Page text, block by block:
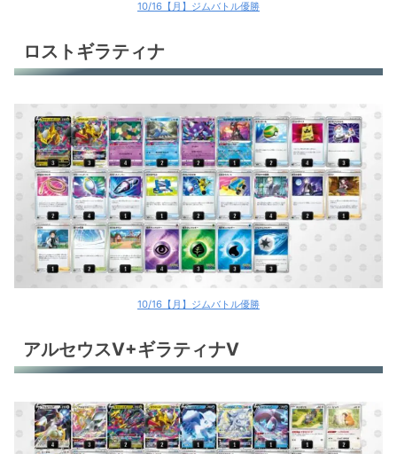
10/16【月】ジムバトル優勝
ロストギラティナ
10/16【月】ジムバトル優勝
アルセウスV+ギラティナV